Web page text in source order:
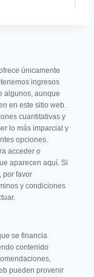
únicamente
ingresos
algunos, aunque
en este sitio web.
cuantitativas y
lo más imparcial y
opciones.
acceder o
aparecen aquí. Si
por favor
y condiciones
se financia
contenido
pueden provenir